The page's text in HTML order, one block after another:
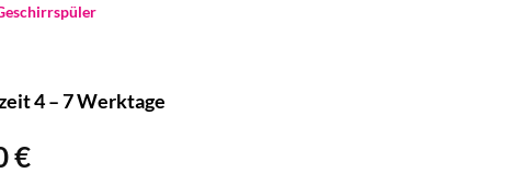
€
4 – 7 Werktage